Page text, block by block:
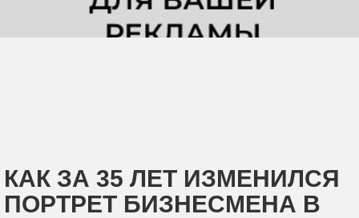
КАК ЗА 35 ЛЕТ ИЗМЕНИЛСЯ
ПОРТРЕТ БИЗНЕСМЕНА В